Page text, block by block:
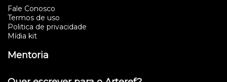
Fale Conosco
Termos de uso
Politica de privacidade
Mídia kit
Mentoria